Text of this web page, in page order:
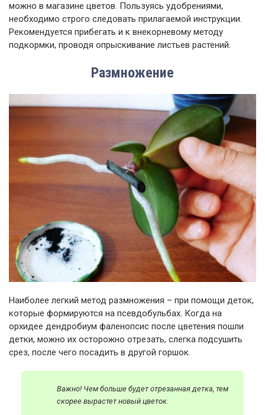
можно в магазине цветов. Пользуясь удобрениями,
необходимо строго следовать прилагаемой инструкции.
Рекомендуется прибегать и к внекорневому методу
подкормки, проводя опрыскивание листьев растений.
Размножение
Наиболее легкий метод размножения – при помощи деток,
которые формируются на псевдобульбах. Когда на
орхидее дендробиум фаленопсис после цветения пошли
детки, можно их осторожно отрезать, слегка подсушить
срез, после чего посадить в другой горшок.
Важно! Чем больше будет отрезанная детка, тем
скорее вырастет новый цветок.